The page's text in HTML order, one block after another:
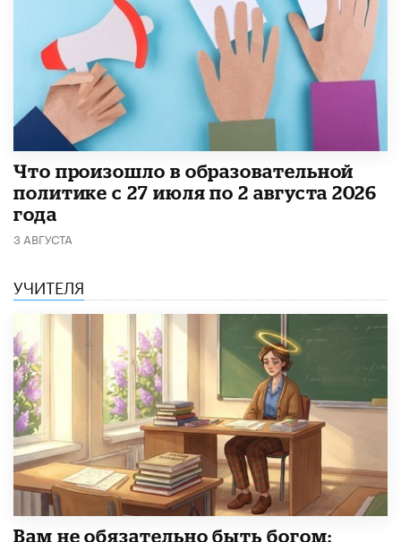
​Что произошло в образовательной
политике с 27 июля по 2 августа 2026
года
3 АВГУСТА
УЧИТЕЛЯ
​Вам не обязательно быть богом: